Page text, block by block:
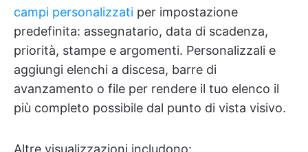
campi personalizzati per impostazione
predefinita: assegnatario, data di scadenza,
priorità, stampe e argomenti. Personalizzali e
aggiungi elenchi a discesa, barre di
avanzamento o file per rendere il tuo elenco il
più completo possibile dal punto di vista visivo.
Altre visualizzazioni includono: